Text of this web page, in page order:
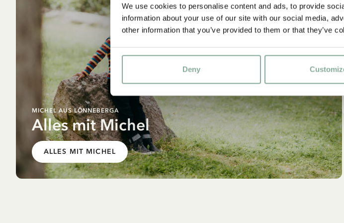
We use cookies to personalise content and ads, to provide
information about your use of our site with our social media,
other information that you’ve provided to them or that they’ve
Deny
MICHEL AUS LÖNNEBERGA
Alles mit Michel
ALLES MIT MICHEL